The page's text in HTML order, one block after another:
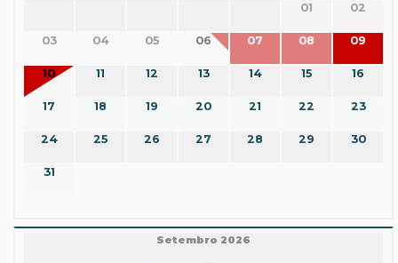
01 02
03 04 05 06 07 08 09
10 11 12 13 14 15 16
17 18 19 20 21 22 23
24 25 26 27 28 29 30
31
Setembro 2026